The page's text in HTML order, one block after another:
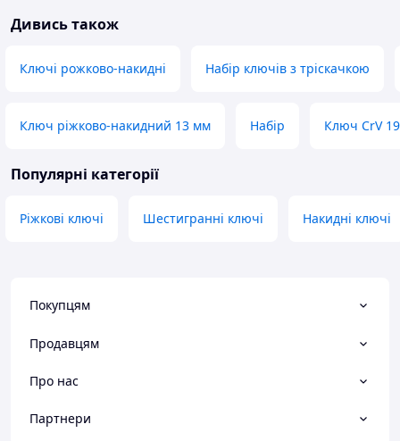
Дивись також
Ключі рожково-накидні Набір ключів з тріскачкою
Ключ ріжково-накидний 13 мм Набір Ключ CrV
Популярні категорії
Ріжкові ключі Шестигранні ключі Накидні ключі
Покупцям
Продавцям
Про нас
Партнери